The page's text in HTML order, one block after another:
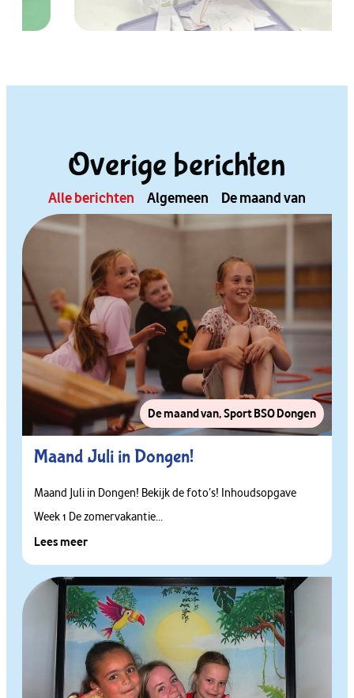
Overige berichten
Algemeen De maand van
Alle berichten
De maand van,Sport BSO Dongen
Maand Juli in Dongen!
Maand Juli in Dongen! Bekijk de foto’s! Inhoudsopgave
Week 1 De zomervakantie...
Lees meer